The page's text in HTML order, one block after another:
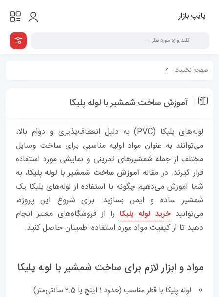
پایپ بازار
صفحه نخست
آموزش ساخت شمشیر با لوله پلیکا
آموزش ساخت شمشیر با لوله پلیکا
لوله‌های پلیکا (PVC) به دلیل انعطاف‌پذیری و دوام بالا،
می‌توانند به عنوان مواد اولیه مناسبی برای ساخت وسایل
مختلف از جمله شمشیرهای تمرینی و نمایشی مورد استفاده
قرار گیرند. در مقاله آموزش ساخت شمشیر با لوله پلیکا، به
شما آموزش می‌دهیم چگونه با استفاده از لوله‌های پلیکا یک
شمشیر ساده و ایمن بسازید. برای شروع این پروژه،
می‌توانید خرید لوله پلیکا را از فروشگاه‌های معتبر انجام
دهید تا از کیفیت مواد مورد استفاده اطمینان حاصل کنید.
مواد و ابزار لازم برای ساخت شمشیر با لوله پلیکا
لوله پلیکا با قطر مناسب (حدود 1 اینچ یا 2.5 سانتی‌متر)